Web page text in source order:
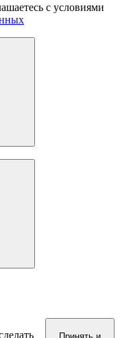
с условиями